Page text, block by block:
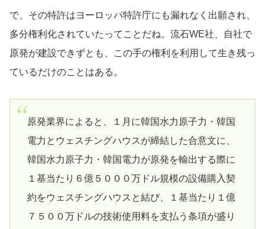
で、その特許はヨーロッパ特許庁にも漏れなく出願され、
多分権利化されていたってことだね。流石WE社、自社で
原発が建設できずとも、この手の権利を利用して生き残っ
ているだけのことはある。
原発業界によると、１月に韓国水力原子力・韓国
電力とウェスチングハウスが締結した合意文に、
韓国水力原子力・韓国電力が原発を輸出する際に
１基当たり６億５０００万ドル規模の設備購入契
約をウェスチングハウスと結び、１基当たり１億
７５００万ドルの技術使用料を支払う条項が盛り